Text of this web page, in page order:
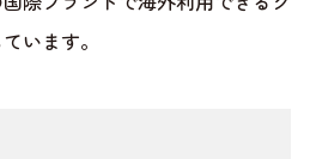
います。